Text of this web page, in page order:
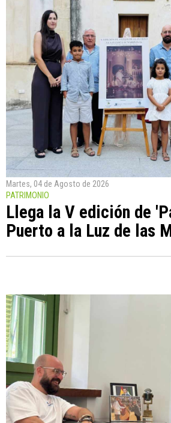
Martes, 04 de Agosto de 2026
PATRIMONIO
Llega la V edición de
Puerto a la Luz de las